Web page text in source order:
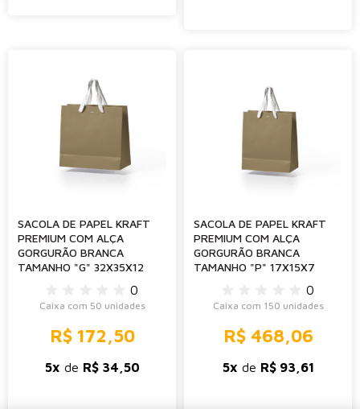
SACOLA DE PAPEL KRAFT
PREMIUM COM ALÇA
GORGURÃO BRANCA
TAMANHO "G" 32X35X12
0
Caixa com 50 unidades
R$ 172,50
5x de R$ 34,50
SACOLA DE PAPEL KRAFT
PREMIUM COM ALÇA
GORGURÃO BRANCA
TAMANHO "P" 17X15X7
0
Caixa com 150 unidades
R$ 468,06
5x de R$ 93,61